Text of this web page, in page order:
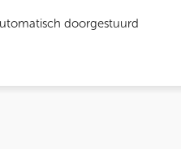
doorgestuurd